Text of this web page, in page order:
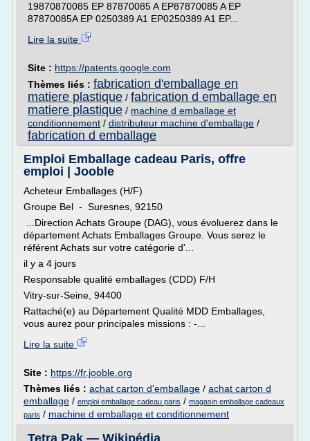
19870870085 EP 87870085 A EP87870085 A EP
87870085A EP 0250389 A1 EP0250389 A1 EP...
Lire la suite
Site : https://patents.google.com
Thèmes liés : fabrication d'emballage en
matiere plastique / fabrication d emballage en
matiere plastique / machine d emballage et
conditionnement / distributeur machine d'emballage /
fabrication d emballage
Emploi Emballage cadeau Paris, offre
emploi | Jooble
Acheteur Emballages (H/F)
Groupe Bel - Suresnes, 92150
...Direction Achats Groupe (DAG), vous évoluerez dans le
département Achats Emballages Groupe. Vous serez le
référent Achats sur votre catégorie d'...
il y a 4 jours
Responsable qualité emballages (CDD) F/H
Vitry-sur-Seine, 94400
Rattaché(e) au Département Qualité MDD Emballages,
vous aurez pour principales missions : -...
Lire la suite
Site : https://fr.jooble.org
Thèmes liés : achat carton d'emballage / achat carton d
emballage / emploi emballage cadeau paris / magasin emballage cadeaux
paris / machine d emballage et conditionnement
Tetra Pak — Wikipédia